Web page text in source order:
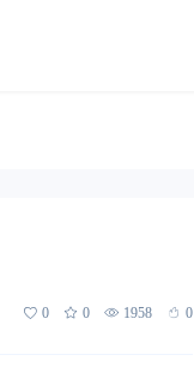
0 0 1958 0